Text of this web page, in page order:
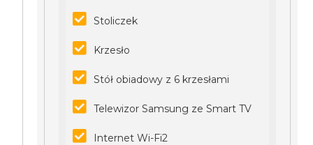
Stoliczek
Krzesło
Stół obiadowy z 6 krzesłami
Telewizor Samsung ze Smart TV
Internet Wi-Fi2